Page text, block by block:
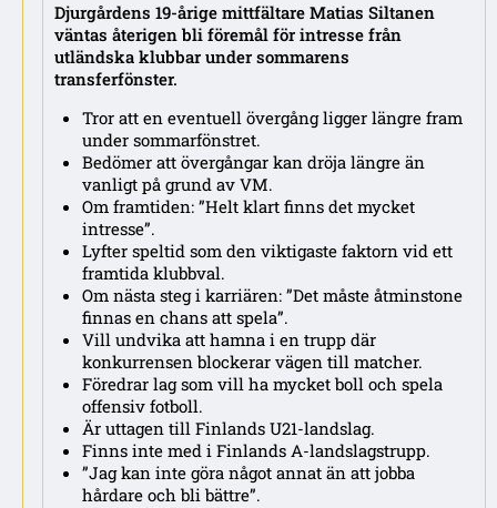
Djurgårdens 19-årige mittfältare Matias Siltanen
väntas återigen bli föremål för intresse från
utländska klubbar under sommarens
transferfönster.
Tror att en eventuell övergång ligger längre fram
under sommarfönstret.
Bedömer att övergångar kan dröja längre än
vanligt på grund av VM.
Om framtiden: ”Helt klart finns det mycket
intresse”.
Lyfter speltid som den viktigaste faktorn vid ett
framtida klubbval.
Om nästa steg i karriären: ”Det måste åtminstone
finnas en chans att spela”.
Vill undvika att hamna i en trupp där
konkurrensen blockerar vägen till matcher.
Föredrar lag som vill ha mycket boll och spela
offensiv fotboll.
Är uttagen till Finlands U21-landslag.
Finns inte med i Finlands A-landslagstrupp.
”Jag kan inte göra något annat än att jobba
hårdare och bli bättre”.